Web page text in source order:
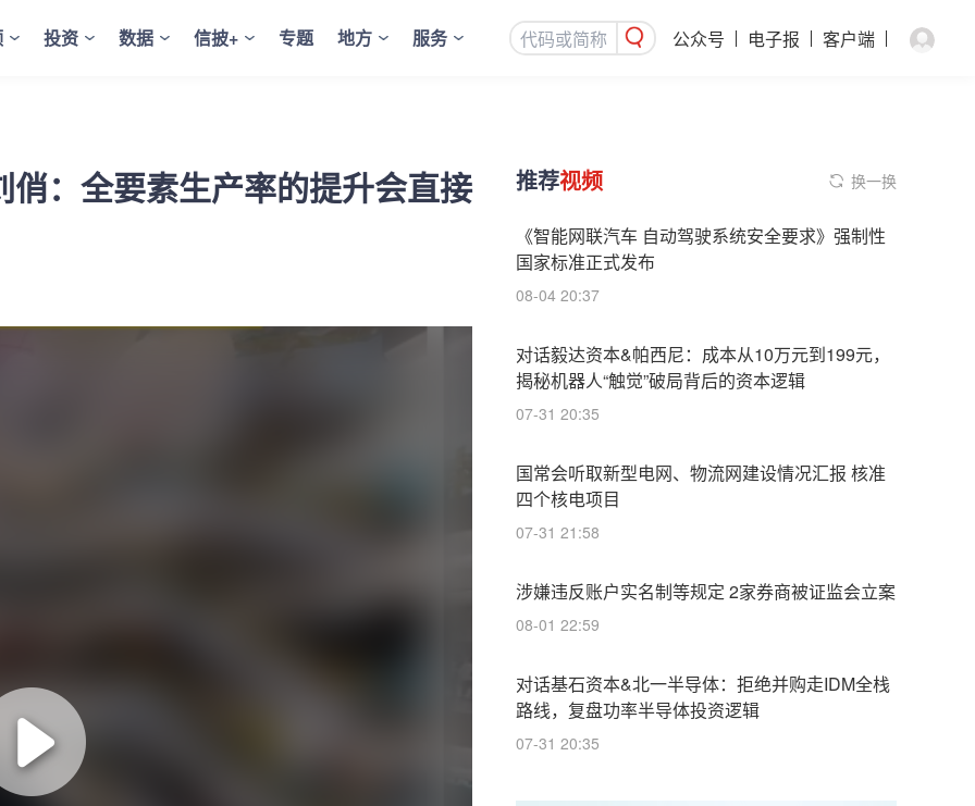
投资 数据 信披+ 专题 地方 服务 公众号 电子报 客户端
：全要素生产率的提升会直接 推荐视频 换一换
《智能网联汽车 自动驾驶系统安全要求》强制性
国家标准正式发布
08-04 20:37
对话毅达资本&帕西尼：成本从10万元到199元，
揭秘机器人“触觉”破局背后的资本逻辑
07-31 20:35
国常会听取新型电网、物流网建设情况汇报 核准
四个核电项目
07-31 21:58
涉嫌违反账户实名制等规定 2家券商被证监会立案
08-01 22:59
对话基石资本&北一半导体：拒绝并购走IDM全栈
路线，复盘功率半导体投资逻辑
07-31 20:35